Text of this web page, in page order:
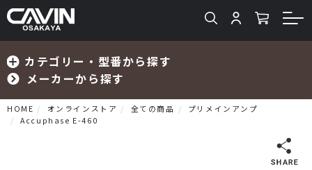
カテゴリー・型番から探す
メーカーから探す
検索
HOME オンラインストア 全ての商品
プリメインアンプ
Accuphase E-460